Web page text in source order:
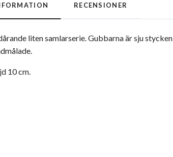
RECENSIONER
liten samlarserie. Gubbarna är sju
10 cm.